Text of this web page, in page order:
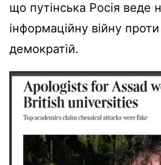
що путінська Росія веде
інформаційну війну
демократій.